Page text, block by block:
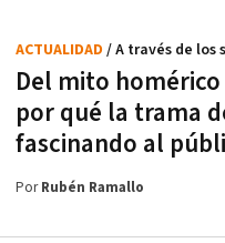
Del mito
por qué la trama
fascinando al
ACTUALIDAD / A través de los
PorRubén Ramallo